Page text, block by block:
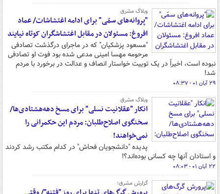
وبلاگ مشرق
"پروانه‌های سمّی" برای ادامه اغتشاشات/ عماد
افروغ: مسئولان در مقابل اغتشاشگران کوتاه نیایند
"مسعود پزشکیان" که در ماجرای درگذشت تصادفی
مرحومه مهسا امینی مدعی شده بود فوت او تصادفی
نبوده است، اخیراً در یک توییت خواستار انصاف و عدالت در برخورد با مردم
شد!
۲۹ آبان ۰۱ - ۰۸:۳۷
وبلاگ مشرق
انکار "عقلانیت نسلی" برای مسخ دهه‌هشتادی‌ها/
سخنگوی اصلاح‌طلبان: مردم این حکمرانی را
نمی‌خواهند!
پدیده "دانشجویان فحاش" در کدام مکتب رشد کردند
و استادان آنها چه کسانی بوده‌اند؟!
۲۲ آبان ۰۱ - ۰۸:۰۳
گزارش مشرق؛